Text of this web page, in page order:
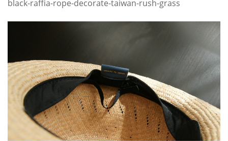
black-raffia-rope-decorate-taiwan-rush-grass